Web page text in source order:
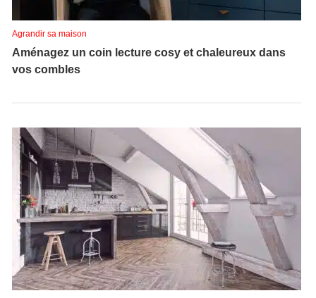
Agrandir sa maison
Aménagez un coin lecture cosy et chaleureux dans
vos combles